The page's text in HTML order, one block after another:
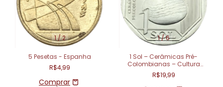
1/2
5 Pesetas - Espanha
R$4,99
1/6
1 Sol – Cerâmicas Pré-
Colombianas – Cultura
Vicús – Peru
R$19,99